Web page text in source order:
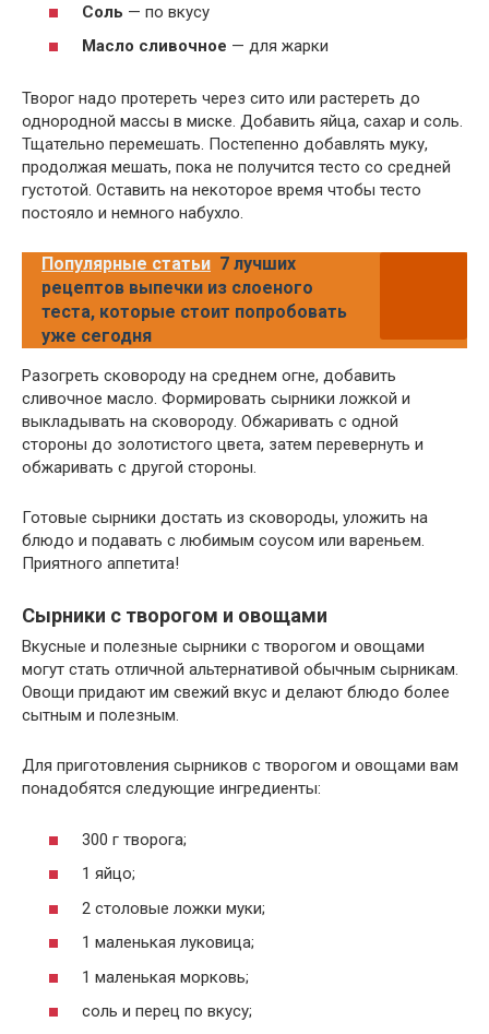
Соль — по вкусу
Масло сливочное — для жарки
Творог надо протереть через сито или растереть до
однородной массы в миске. Добавить яйца, сахар и соль.
Тщательно перемешать. Постепенно добавлять муку,
продолжая мешать, пока не получится тесто со средней
густотой. Оставить на некоторое время чтобы тесто
постояло и немного набухло.
Популярные статьи 7 лучших
рецептов выпечки из слоеного
теста, которые стоит попробовать
уже сегодня
Разогреть сковороду на среднем огне, добавить
сливочное масло. Формировать сырники ложкой и
выкладывать на сковороду. Обжаривать с одной
стороны до золотистого цвета, затем перевернуть и
обжаривать с другой стороны.
Готовые сырники достать из сковороды, уложить на
блюдо и подавать с любимым соусом или вареньем.
Приятного аппетита!
Сырники с творогом и овощами
Вкусные и полезные сырники с творогом и овощами
могут стать отличной альтернативой обычным сырникам.
Овощи придают им свежий вкус и делают блюдо более
сытным и полезным.
Для приготовления сырников с творогом и овощами вам
понадобятся следующие ингредиенты:
300 г творога;
1 яйцо;
2 столовые ложки муки;
1 маленькая луковица;
1 маленькая морковь;
соль и перец по вкусу;